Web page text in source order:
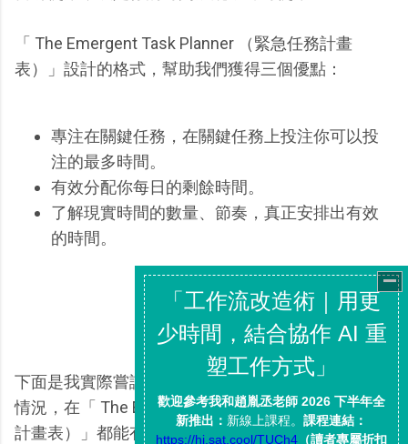
「 The Emergent Task Planner （緊急任務計畫
表）」設計的格式，幫助我們獲得三個優點：
專注在關鍵任務，在關鍵任務上投注你可以投
注的最多時間。
有效分配你每日的剩餘時間。
了解現實時間的數量、節奏，真正安排出有效
的時間。
下面是我實際嘗試一段時間後，遇到的兩種時間管理
情況，在「 The Emergent Task Planner （緊急任務
計畫表）」都能有效解決。（當然，範例實際內容有